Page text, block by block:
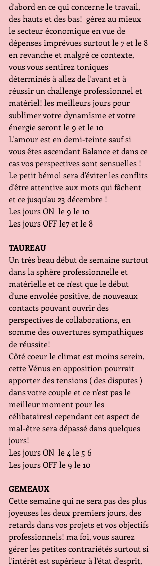
d'abord en ce qui concerne le travail,
des hauts et des bas!  gérez au mieux
le secteur économique en vue de
dépenses imprévues surtout le 7 et le 8
en revanche et malgré ce contexte,
vous vous sentirez toniques
déterminés à allez de l'avant et à
réussir un challenge professionnel et
matériel! les meilleurs jours pour
sublimer votre dynamisme et votre
énergie seront le 9 et le 10
L'amour est en demi-teinte sauf si
vous êtes ascendant Balance et dans ce
cas vos perspectives sont sensuelles !
Le petit bémol sera d'éviter les conflits
d'être attentive aux mots qui fâchent
et ce jusqu'au 23 décembre !
Les jours ON  le 9 le 10
Les jours OFF le7 et le 8
TAUREAU
Un très beau début de semaine surtout
dans la sphère professionnelle et
matérielle et ce n'est que le début
d'une envolée positive, de nouveaux
contacts pouvant ouvrir des
perspectives de collaborations, en
somme des ouvertures sympathiques
de réussite!
Côté coeur le climat est moins serein,
cette Vénus en opposition pourrait
apporter des tensions ( des disputes )
dans votre couple et ce n'est pas le
meilleur moment pour les
célibataires! cependant cet aspect de
mal-être sera dépassé dans quelques
jours!
Les jours ON  le 4 le 5 6
Les jours OFF le 9 le 10
GEMEAUX
Cette semaine qui ne sera pas des plus
joyeuses les deux premiers jours, des
retards dans vos projets et vos objectifs
professionnels! ma foi, vous saurez
gérer les petites contrariétés surtout si
l'intérêt est supérieur à l'état d'esprit,